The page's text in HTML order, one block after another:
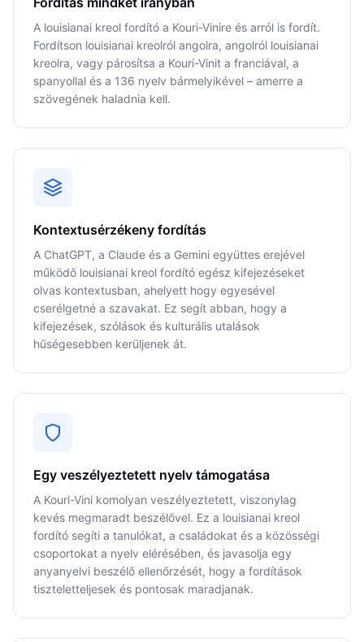
A louisianai kreol fordító a Kouri-Vinire és arról is fordít.
Fordítson louisianai kreolról angolra, angolról louisianai
kreolra, vagy párosítsa a Kouri-Vinit a franciával, a
spanyollal és a 136 nyelv bármelyikével – amerre a
szövegének haladnia kell.
Kontextusérzékeny fordítás
A ChatGPT, a Claude és a Gemini együttes erejével
működő louisianai kreol fordító egész kifejezéseket
olvas kontextusban, ahelyett hogy egyesével
cserélgetné a szavakat. Ez segít abban, hogy a
kifejezések, szólások és kulturális utalások
hűségesebben kerüljenek át.
Egy veszélyeztetett nyelv támogatása
A Kouri-Vini komolyan veszélyeztetett, viszonylag
kevés megmaradt beszélővel. Ez a louisianai kreol
fordító segíti a tanulókat, a családokat és a közösségi
csoportokat a nyelv elérésében, és javasolja egy
anyanyelvi beszélő ellenőrzését, hogy a fordítások
tiszteletteljesek és pontosak maradjanak.